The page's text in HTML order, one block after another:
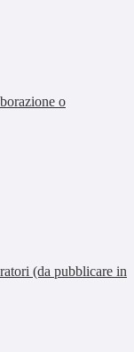
o
(da pubblicare in